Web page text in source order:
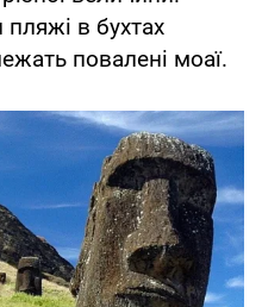
в бухтах
повалені моаї.